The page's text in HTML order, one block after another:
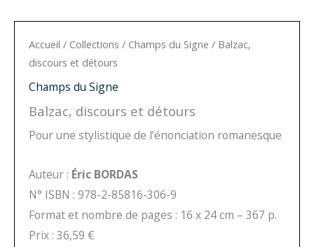
Accueil / Collections / Champs du Signe / Balzac,
discours et détours
Champs du Signe
Balzac, discours et détours
Pour une stylistique de l’énonciation romanesque
Auteur : Éric BORDAS
N° ISBN : 978-2-85816-306-9
Format et nombre de pages : 16 x 24 cm – 367 p.
Prix : 36,59 €